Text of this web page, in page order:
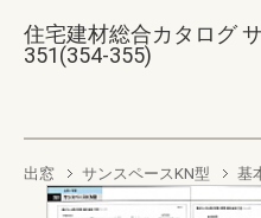
住宅建材総合カタログ
351(354-355)
出窓 サンスペースKN型 基